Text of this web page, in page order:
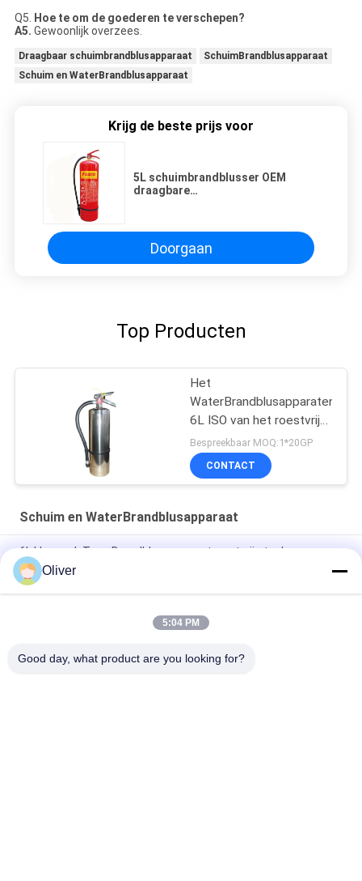
Q5. Hoe te om de goederen te verschepen?
A5. Gewoonlijk overzees.
Draagbaar schuimbrandblusapparaat
SchuimBrandblusapparaat
Schuim en WaterBrandblusapparaat
Krijg de beste prijs voor
5L schuimbrandblusser OEM
draagbare
Doorgaan
Top Producten
Het
WaterBrandblusapparaten
6L ISO van het roestvrij
staalschuim
Bespreekbaar MOQ:1*20GP
CONTACT
Schuim en WaterBrandblusapparaat
6L klassenk Type Brandblusapparaatroestvrij staal voor
Keuken
Draagbare de Schuimblusser Rode Cilinder van DC01 St12 9L
Het Brandblusapparaat9l Brandblusapparaat van het
Oliver
5:04 PM
Good day, what product are you looking for?